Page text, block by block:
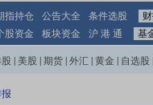
指持仓 公告大全 条件选股
股资金 板块资金 沪 港 通 基
美股 期货 外汇 黄金 自选股